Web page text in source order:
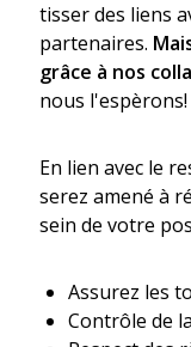
tisser des liens
partenaires.
grâce à nos
nous l'espèrons!
En lien avec le
serez amené à
sein de votre
Assurez les
Contrôle de